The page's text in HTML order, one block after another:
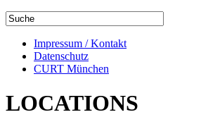
Impressum / Kontakt
Datenschutz
CURT München
LOCATIONS